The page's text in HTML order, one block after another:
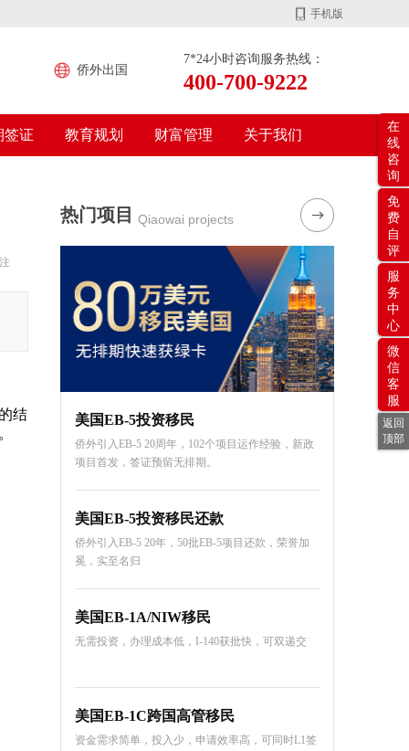
手机版
侨外出国
7*24小时咨询服务热线：
400-700-9222
签证 教育规划 财富管理 关于我们
结
热门项目 Qiaowai projects
美国EB-5投资移民
侨外引入EB-5 20周年，102个项目运作经验，新政
项目首发，签证预留无排期。
美国EB-5投资移民还款
侨外引入EB-5 20年，50批EB-5项目还款，荣誉加
冕，实至名归
美国EB-1A/NIW移民
无需投资，办理成本低，I-140获批快，可双递交
美国EB-1C跨国高管移民
资金需求简单，投入少，申请效率高，可同时L1签
在
线
咨
询
免
费
自
评
服
务
中
心
微
信
客
服
返回
顶部